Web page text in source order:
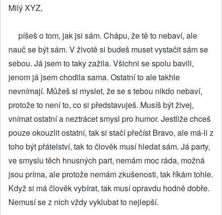
Milý XYZ,
píšeš o tom, jak jsi sám. Chápu, že tě to nebaví, ale
nauč se být sám. V životě si budeš muset vystačit sám se
sebou. Já jsem to taky zažila. Všichni se spolu bavili,
jenom já jsem chodila sama. Ostatní to ale takhle
nevnímají. Můžeš si myslet, že se s tebou nikdo nebaví,
protože to není to, co si představuješ. Musíš být živej,
vnímat ostatní a neztrácet smysl pro humor. Jestliže chceš
pouze okouzlit ostatní, tak si stačí přečíst Bravo, ale má-li z
toho být přátelství, tak to člověk musí hledat sám. Já party,
ve smyslu těch hnusných part, nemám moc ráda, možná
jsou príma, ale protože nemám zkušenosti, tak říkám tohle.
Když si má člověk vybírat, tak musí opravdu hodně dobře.
Nemusí se z nich vždy vyklubat to nejlepší.